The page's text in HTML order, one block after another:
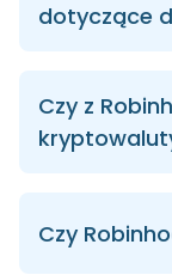
dotyczące
Czy z
Czy